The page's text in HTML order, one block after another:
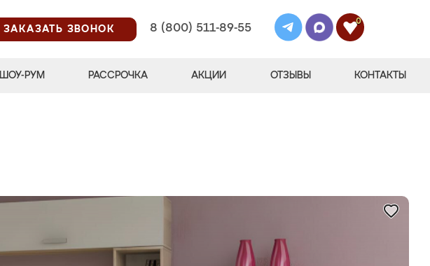
ЗАКАЗАТЬ ЗВОНОК
8 (800) 511-89-55
0
ШОУ-РУМ РАССРОЧКА АКЦИИ ОТЗЫВЫ КОНТАКТЫ